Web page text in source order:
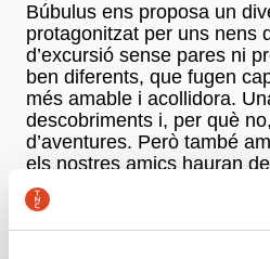
Búbulus ens proposa un
protagonitzat per uns nens
d’excursió sense pares ni
ben diferents, que fugen
més amable i acollidora.
descobriments i, per què
d’aventures. Però també
els nostres amics hauran
tirar endavant. Un viatge
relacionar-nos amb els
manera diferent, més